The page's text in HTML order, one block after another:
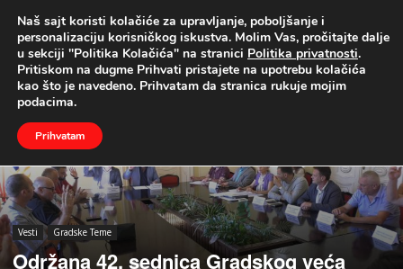
UŽIVO
Naslovna Vesti Gradske Teme
Vesti Gradske Teme
Održana 42. sednica Gradskog veća
Naš sajt koristi kolačiće za upravljanje, poboljšanje i
personalizaciju korisničkog iskustva. Molim Vas, pročitajte dalje
u sekciji "Politika Kolačića" na stranici Politika privatnosti.
Pritiskom na dugme Prihvati pristajete na upotrebu kolačića
kao što je navedeno. Prihvatam da stranica rukuje mojim
podacima.
Prihvatam